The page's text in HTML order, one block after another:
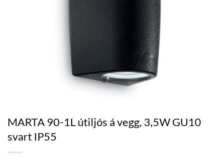
MARTA 90-1L útiljós á vegg, 3,5W GU10
svart IP55